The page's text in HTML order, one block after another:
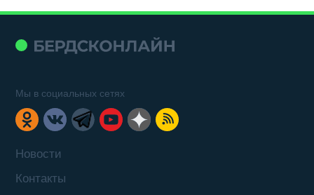
Новости
Контакты
Мы в социальных сетях